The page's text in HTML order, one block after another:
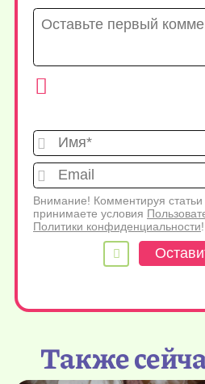
Внимание! Комментируя
принимаете условия
Политики конфиденциальности!
Также